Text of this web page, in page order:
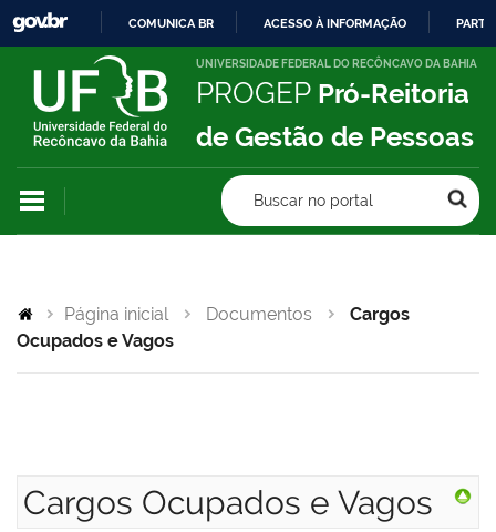
IR
PARA
CONTEÚDO
COMUNICA BR ACESSO À INFORMAÇÃO
UNIVERSIDADE FEDERAL DO RECÔNCAVO DA BAHIA
PROGEP Pró-Reitoria
de Gestão de Pessoas
Buscar no portal
Página inicial Documentos
Cargos
Ocupados e Vagos
Cargos Ocupados e Vagos